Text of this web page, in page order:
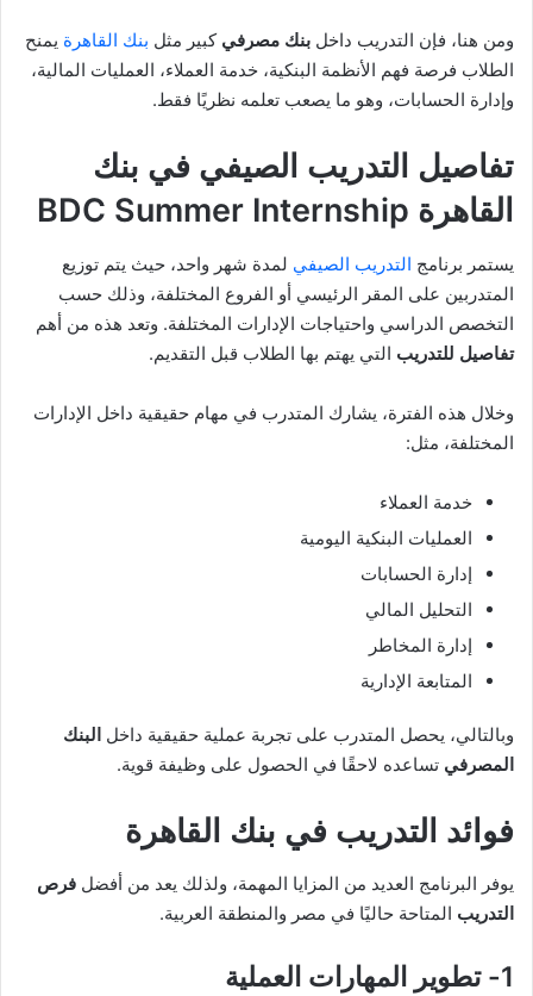
ومن هنا، فإن التدريب داخل بنك مصرفي كبير مثل بنك القاهرة يمنح
الطلاب فرصة فهم الأنظمة البنكية، خدمة العملاء، العمليات المالية،
وإدارة الحسابات، وهو ما يصعب تعلمه نظريًا فقط.
تفاصيل التدريب الصيفي في بنك
القاهرة BDC Summer Internship
يستمر برنامج التدريب الصيفي لمدة شهر واحد، حيث يتم توزيع
المتدربين على المقر الرئيسي أو الفروع المختلفة، وذلك حسب
التخصص الدراسي واحتياجات الإدارات المختلفة. وتعد هذه من أهم
تفاصيل للتدريب التي يهتم بها الطلاب قبل التقديم.
وخلال هذه الفترة، يشارك المتدرب في مهام حقيقية داخل الإدارات
المختلفة، مثل:
خدمة العملاء
العمليات البنكية اليومية
إدارة الحسابات
التحليل المالي
إدارة المخاطر
المتابعة الإدارية
وبالتالي، يحصل المتدرب على تجربة عملية حقيقية داخل البنك
المصرفي تساعده لاحقًا في الحصول على وظيفة قوية.
فوائد التدريب في بنك القاهرة
يوفر البرنامج العديد من المزايا المهمة، ولذلك يعد من أفضل فرص
التدريب المتاحة حاليًا في مصر والمنطقة العربية.
1- تطوير المهارات العملية